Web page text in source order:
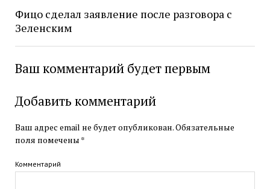
Фицо сделал заявление после разговора с
Зеленским
Ваш комментарий будет первым
Добавить комментарий
Ваш адрес email не будет опубликован.Обязательные
поля помечены *
Комментарий